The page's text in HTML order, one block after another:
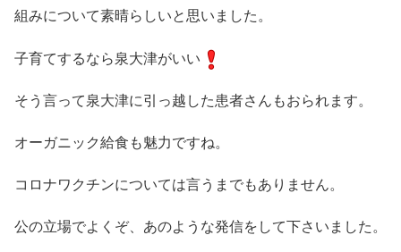
組みについて素晴らしいと思いました。
子育てするなら泉大津がいい
そう言って泉大津に引っ越した患者さんもおられます。
オーガニック給食も魅力ですね。
コロナワクチンについては言うまでもありません。
公の立場でよくぞ、あのような発信をして下さいました。